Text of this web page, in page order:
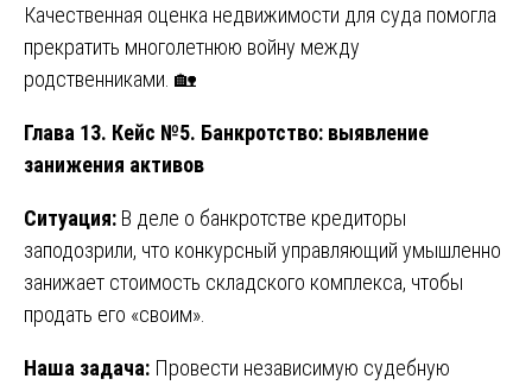
Качественная оценка недвижимости для суда помогла
прекратить многолетнюю войну между
родственниками. 🏡
Глава 13. Кейс №5. Банкротство: выявление
занижения активов
Ситуация: В деле о банкротстве кредиторы
заподозрили, что конкурсный управляющий умышленно
занижает стоимость складского комплекса, чтобы
продать его «своим».
Наша задача: Провести независимую судебную